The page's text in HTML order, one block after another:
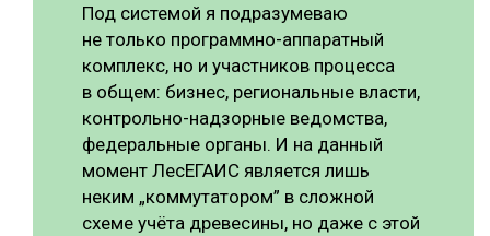
Под системой я подразумеваю
не только программно-аппаратный
комплекс, но и участников процесса
в общем: бизнес, региональные власти,
контрольно-надзорные ведомства,
федеральные органы. И на данный
момент ЛесЕГАИС является лишь
неким „коммутатором” в сложной
схеме учёта древесины, но даже с этой